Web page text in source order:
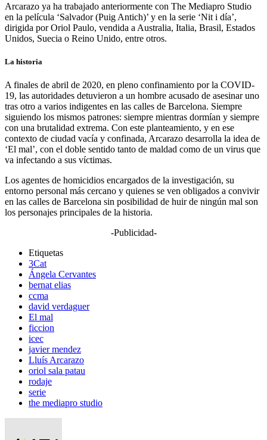
Arcarazo ya ha trabajado anteriormente con The Mediapro Studio
en la película ‘Salvador (Puig Antich)’ y en la serie ‘Nit i día’,
dirigida por Oriol Paulo, vendida a Australia, Italia, Brasil, Estados
Unidos, Suecia o Reino Unido, entre otros.
La historia
A finales de abril de 2020, en pleno confinamiento por la COVID-
19, las autoridades detuvieron a un hombre acusado de asesinar uno
tras otro a varios indigentes en las calles de Barcelona. Siempre
siguiendo los mismos patrones: siempre mientras dormían y siempre
con una brutalidad extrema. Con este planteamiento, y en ese
contexto de ciudad vacía y confinada, Arcarazo desarrolla la idea de
‘El mal’, con el doble sentido tanto de maldad como de un virus que
va infectando a sus víctimas.
Los agentes de homicidios encargados de la investigación, su
entorno personal más cercano y quienes se ven obligados a convivir
en las calles de Barcelona sin posibilidad de huir de ningún mal son
los personajes principales de la historia.
-Publicidad-
Etiquetas
3Cat
Ángela Cervantes
bernat elias
ccma
david verdaguer
El mal
ficcion
icec
javier mendez
Lluís Arcarazo
oriol sala patau
rodaje
serie
the mediapro studio